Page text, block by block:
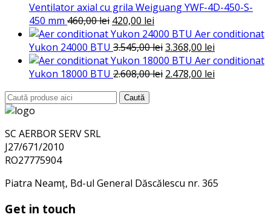
Ventilator axial cu grila Weiguang YWF-4D-450-S-
450 mm 460,00lei Prețul
inițial
a
fost:
460,00 lei.
420,00 lei
curent
este:
420,00 lei.
Aer conditionat
Yukon 24000 BTU 3.545,00leiPrețul
inițial
a
3.368,00 lei
curent
Aer conditionat
Yukon 18000 BTU 2.608,00lei Prețul
2.478,00 lei
Search
for:
Caută
SC AERBOR SERV SRL
J27/671/2010
RO27775904
Piatra Neamț, Bd-ul General Dăscălescu nr. 365
Get in touch